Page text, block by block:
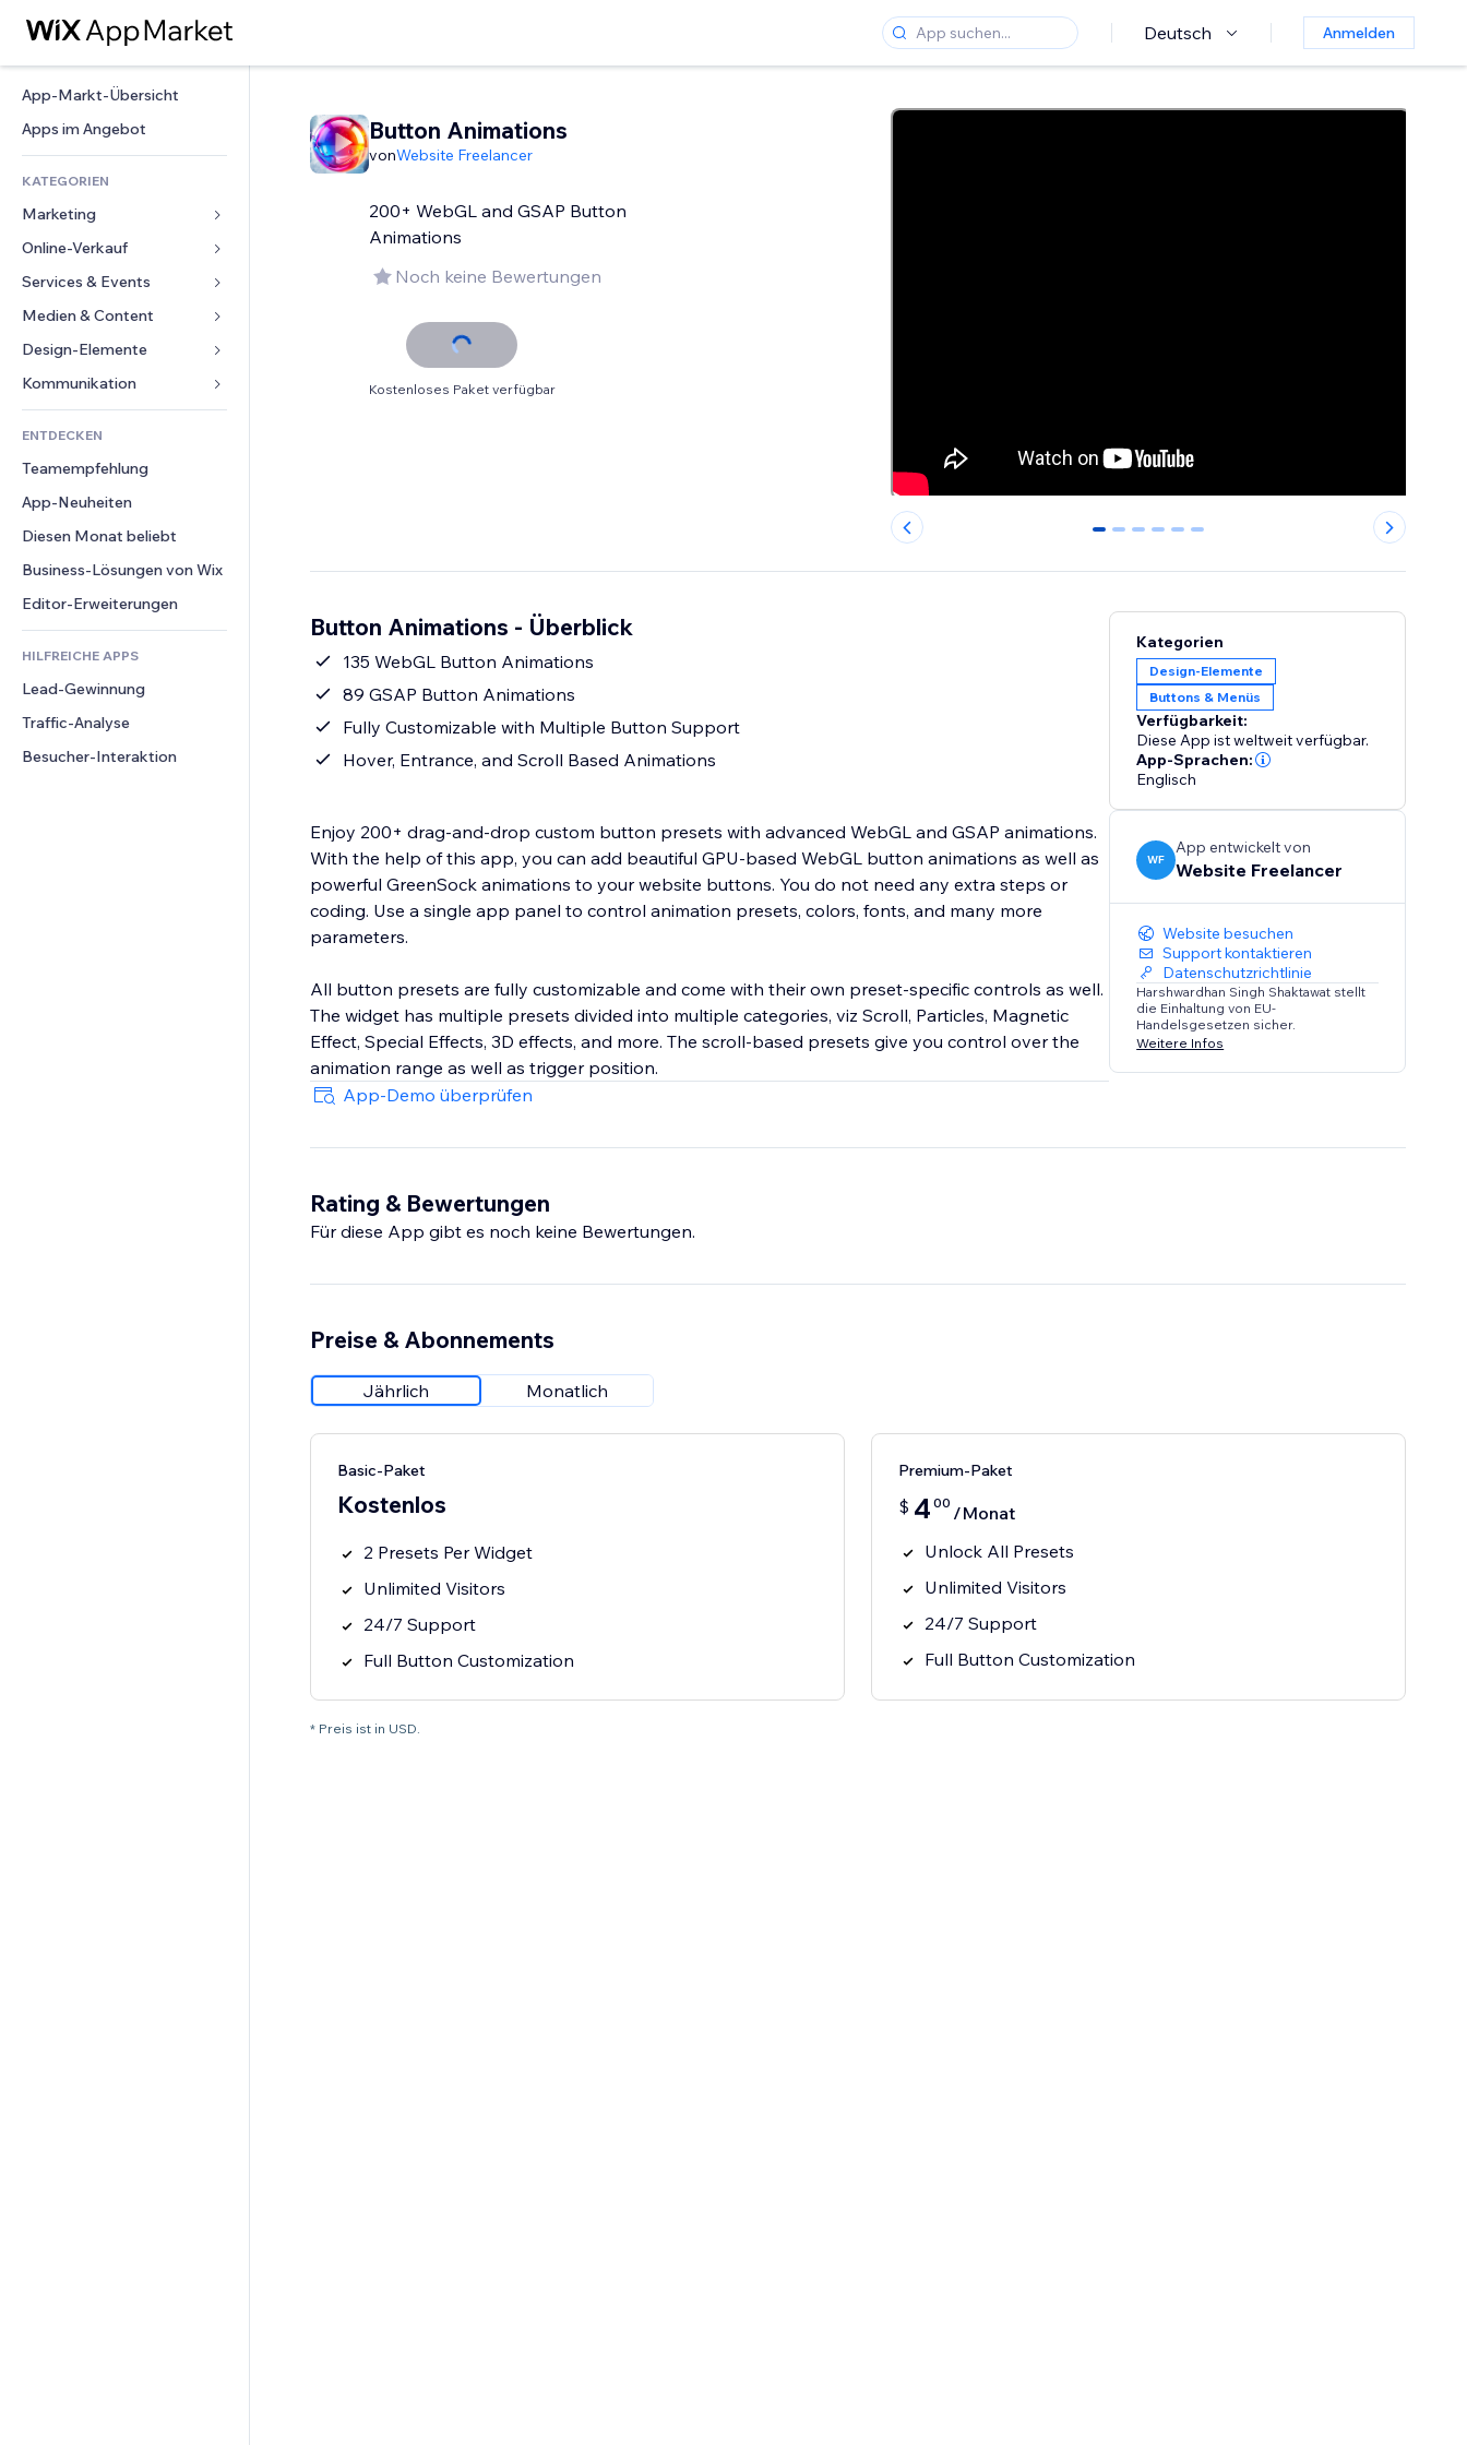
Deutsch Anmelden
App-Markt-Übersicht
Apps im Angebot
KATEGORIEN
Marketing
Anzeigen
Mobil
Statistiken
Website-Einträge
E-Mail
Online-Verkauf
Apps für Shops
Versand & Lieferung
Verkaufen-Buttons
Buchhaltung
Gutscheine & Treuebonus
Lagerlösungen
Speisen & Getränke
Services & Events
Hotels
Events
Restaurants
Immobilien
Buchungen
Medien & Content
Galerie
Musik
Podcasts
Fotografie
Video
PDF
Dateifreigabe
News
Design-Elemente
Karten & Navigation
Datenschutz & Sicherheit
Uhr
Seiten-Vorlagen
Bildeffekte
Buttons & Menüs
Banner & Abzeichen
Taschenrechner
Suche
Wetter
Diagramme & Tabellen
Formulare
Umfragen
Chat
Kommentare
Telefon
Community
Bewertungen und Feedback
CRM
ENTDECKEN
Teamempfehlung
App-Neuheiten
Diesen Monat beliebt
Business-Lösungen von Wix
Editor-Erweiterungen
HILFREICHE APPS
Lead-Gewinnung
Traffic-Analyse
Besucher-Interaktion
Button Animations
vonWebsite Freelancer
200+ WebGL and GSAP Button
Animations
Noch keine Bewertungen
Kostenloses Paket verfügbar
0 1 2 3 4 5
Button Animations - Überblick
135 WebGL Button Animations
89 GSAP Button Animations
Fully Customizable with Multiple Button Support
Hover, Entrance, and Scroll Based Animations
Enjoy 200+ drag-and-drop custom button presets with advanced WebGL and GSAP animations.
With the help of this app, you can add beautiful GPU-based WebGL button animations as well as
powerful GreenSock animations to your website buttons. You do not need any extra steps or
coding. Use a single app panel to control animation presets, colors, fonts, and many more
parameters.
All button presets are fully customizable and come with their own preset-specific controls as well.
The widget has multiple presets divided into multiple categories, viz Scroll, Particles, Magnetic
Effect, Special Effects, 3D effects, and more. The scroll-based presets give you control over the
animation range as well as trigger position.
App-Demo überprüfen
Kategorien
Design-Elemente
Buttons & Menüs
Verfügbarkeit:
Diese App ist weltweit verfügbar.
App-Sprachen:
Englisch
WF
App entwickelt von
Website Freelancer
Website besuchen
Support kontaktieren
Datenschutzrichtlinie
Harshwardhan Singh Shaktawat stellt
die Einhaltung von EU-
Handelsgesetzen sicher.
Weitere Infos
Rating & Bewertungen
Für diese App gibt es noch keine Bewertungen.
Preise & Abonnements
Jährlich Monatlich
Basic-Paket
Kostenlos
2 Presets Per Widget
Unlimited Visitors
24/7 Support
Full Button Customization
Premium-Paket
$ 4 00 /Monat
Unlock All Presets
Unlimited Visitors
24/7 Support
Full Button Customization
* Preis ist in USD.